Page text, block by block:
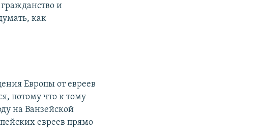
и
как
Европы от евреев
потому что к тому
на Ванзейской
евреев прямо